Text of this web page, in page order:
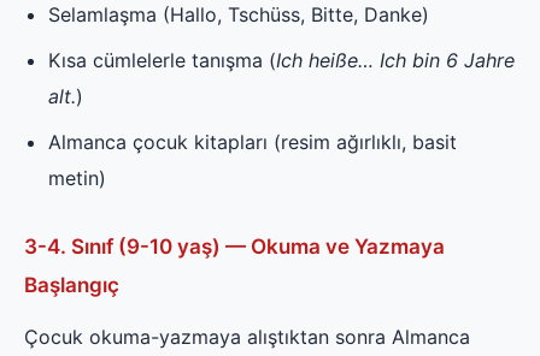
Selamlaşma (Hallo, Tschüss, Bitte, Danke)
Kısa cümlelerle tanışma (Ich heiße… Ich bin 6 Jahre
alt.)
Almanca çocuk kitapları (resim ağırlıklı, basit
metin)
3-4. Sınıf (9-10 yaş) — Okuma ve Yazmaya
Başlangıç
Çocuk okuma-yazmaya alıştıktan sonra Almanca